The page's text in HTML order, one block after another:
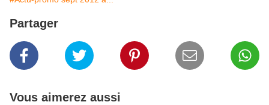
Partager
Vous aimerez aussi